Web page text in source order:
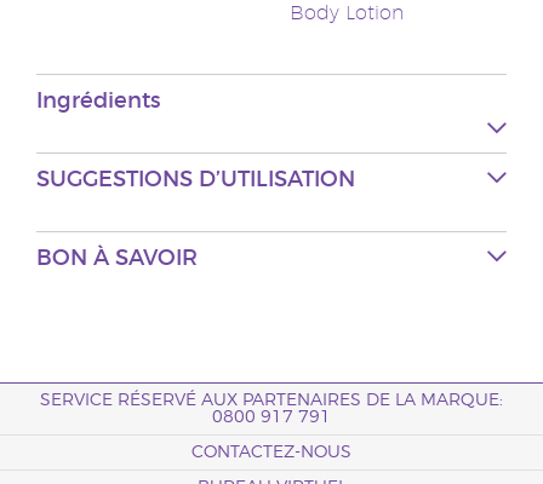
Body Lotion
Ingrédients
SUGGESTIONS D’UTILISATION
BON À SAVOIR
SERVICE RÉSERVÉ AUX PARTENAIRES DE LA MARQUE:
0800 917 791
CONTACTEZ-NOUS